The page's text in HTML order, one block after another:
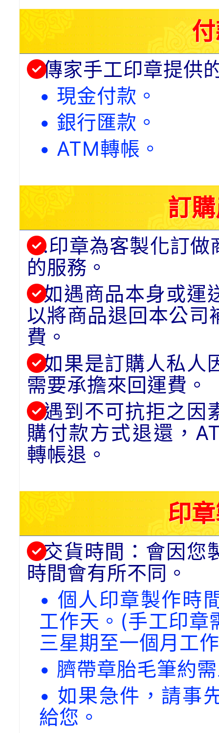
傳家手工印章提供
• 現金付款。
• 銀行匯款。
• ATM轉帳。
訂
.印章為客製化訂做
的服務。
如遇商品本身或運
以將商品退回本公司
費。
如果是訂購人私人
需要承擔來回運費。
遇到不可抗拒之因
購付款方式退還，
轉帳退。
印
交貨時間：會因您
時間會有所不同。
• 個人印章製作時
工作天。(手工印章
三星期至一個月工
• 臍帶章胎毛筆約
• 如果急件，請事
給您。